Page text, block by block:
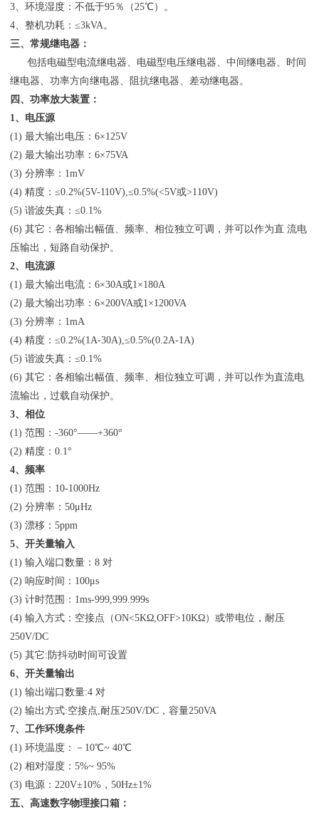
3、环境湿度：不低于95％（25℃）。
4、整机功耗：≤3kVA。
三、常规继电器：
包括电磁型电流继电器、电磁型电压继电器、中间继电器、时间
继电器、功率方向继电器、阻抗继电器、差动继电器。
四、功率放大装置：
1、电压源
(1) 最大输出电压：6×125V
(2) 最大输出功率：6×75VA
(3) 分辨率：1mV
(4) 精度：≤0.2%(5V-110V),≤0.5%(<5V或>110V)
(5) 谐波失真：≤0.1%
(6) 其它：各相输出幅值、频率、相位独立可调，并可以作为直 流电
压输出，短路自动保护。
2、电流源
(1) 最大输出电流：6×30A或1×180A
(2) 最大输出功率：6×200VA或1×1200VA
(3) 分辨率：1mA
(4) 精度：≤0.2%(1A-30A),≤0.5%(0.2A-1A)
(5) 谐波失真：≤0.1%
(6) 其它：各相输出幅值、频率、相位独立可调，并可以作为直流电
流输出，过载自动保护。
3、相位
(1) 范围：-360°——+360°
(2) 精度：0.1°
4、频率
(1) 范围：10-1000Hz
(2) 分辨率：50μHz
(3) 漂移：5ppm
5、开关量输入
(1) 输入端口数量：8 对
(2) 响应时间：100μs
(3) 计时范围：1ms-999,999.999s
(4) 输入方式：空接点（ON<5KΩ,OFF>10KΩ）或带电位，耐压
250V/DC
(5) 其它:防抖动时间可设置
6、开关量输出
(1) 输出端口数量:4 对
(2) 输出方式:空接点,耐压250V/DC，容量250VA
7、工作环境条件
(1) 环境温度：－10℃~ 40℃
(2) 相对湿度：5%~ 95%
(3) 电源：220V±10%，50Hz±1%
五、高速数字物理接口箱：